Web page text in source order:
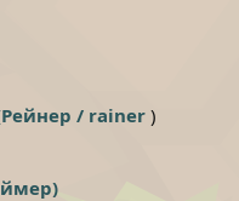
/ rainer )